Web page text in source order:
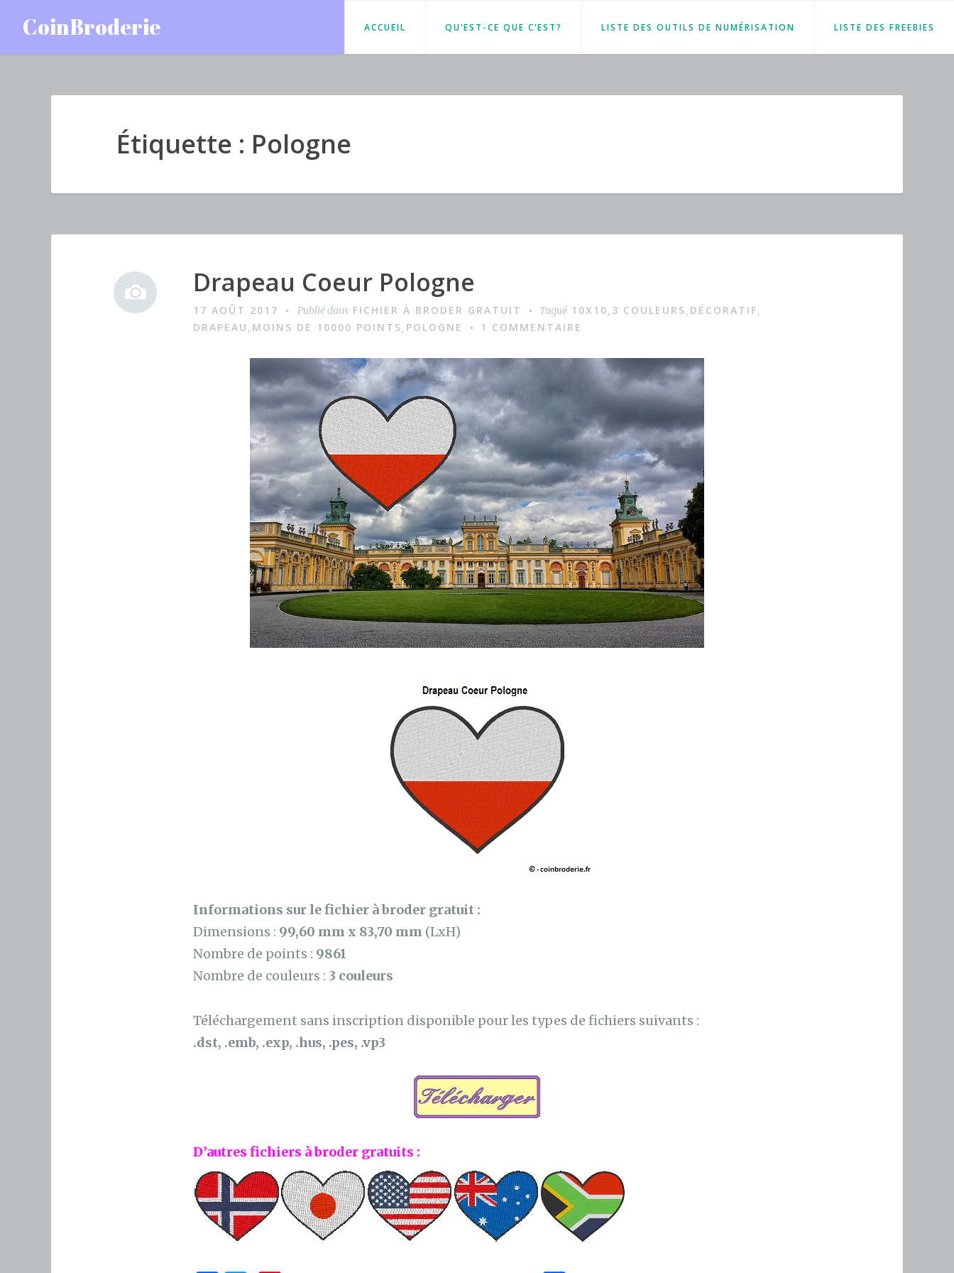
contenu
CoinBroderie ACCUEIL QU’EST-CE QUE C’EST? LISTE DES OUTILS DE NUMÉRISATION LISTE DES FREEBIES
Étiquette : Pologne
I
a
Drapeau Coeur Pologne
17 AOÛT 2017 Publié dans FICHIER À BRODER GRATUIT Tagué 10X10, 3 COULEURS, DÉCORATIF,
DRAPEAU, MOINS DE 10000 POINTS, POLOGNE 1 COMMENTAIRE
Informations sur le fichier à broder gratuit :
Dimensions : 99,60 mm x 83,70 mm (LxH)
Nombre de points : 9861
Nombre de couleurs : 3 couleurs
Téléchargement sans inscription disponible pour les types de fichiers suivants :
.dst, .emb, .exp, .hus, .pes, .vp3
D’autres fichiers à broder gratuits :